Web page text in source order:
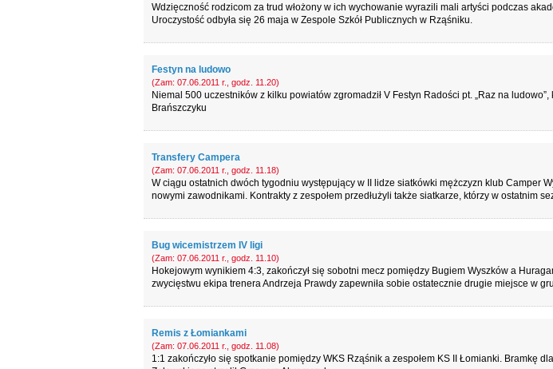
Wdzięczność rodzicom za trud włożony w ich wychowanie wyrazili mali artyści podczas
Uroczystość odbyła się 26 maja w Zespole Szkół Publicznych w Rząśniku.
Festyn na ludowo
(Zam: 07.06.2011 r., godz. 11.20)
Niemal 500 uczestników z kilku powiatów zgromadził V Festyn Radości pt. „Raz na ludowo”,
Brańszczyku
Transfery Campera
(Zam: 07.06.2011 r., godz. 11.18)
W ciągu ostatnich dwóch tygodniu występujący w II lidze siatkówki mężczyzn klub Camper
nowymi zawodnikami. Kontrakty z zespołem przedłużyli także siatkarze, którzy w ostatnim
Bug wicemistrzem IV ligi
(Zam: 07.06.2011 r., godz. 11.10)
Hokejowym wynikiem 4:3, zakończył się sobotni mecz pomiędzy Bugiem Wyszków a
zwycięstwu ekipa trenera Andrzeja Prawdy zapewniła sobie ostatecznie drugie miejsce w
Remis z Łomiankami
(Zam: 07.06.2011 r., godz. 11.08)
1:1 zakończyło się spotkanie pomiędzy WKS Rząśnik a zespołem KS II Łomianki. Bramkę